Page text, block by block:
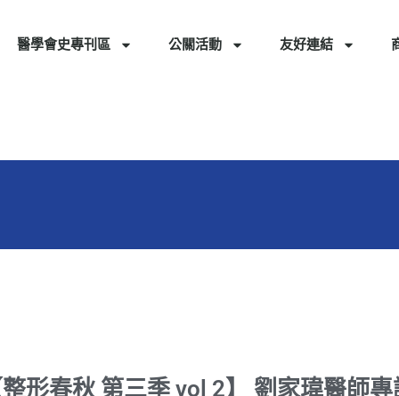
醫學會史專刊區 公關活動 友好連結
形春秋 第三季 vol 2】 劉家瑋醫師專